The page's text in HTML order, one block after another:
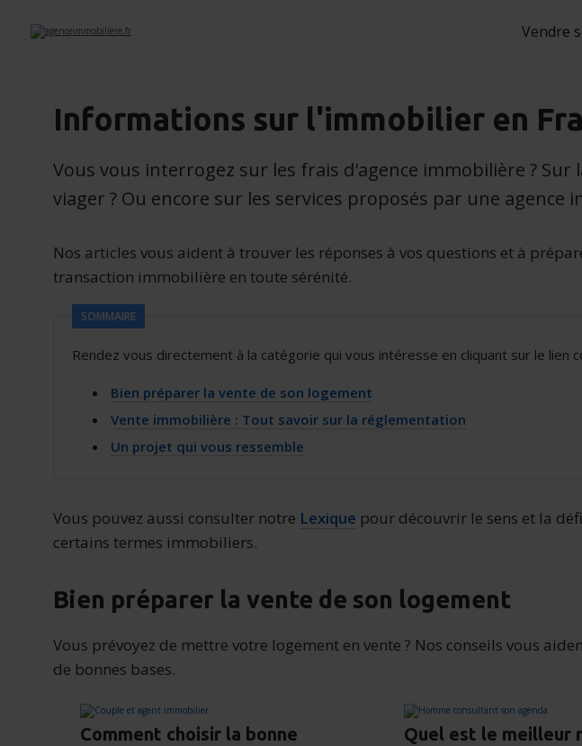
Vendre
Informations sur l'immobilier en
Vous vous interrogez sur les frais d'agence immobilière ? Sur
viager ? Ou encore sur les services proposés par une agence
Nos articles vous aident à trouver les réponses à vos questions et à
transaction immobilière en toute sérénité.
SOMMAIRE
Rendez vous directement à la catégorie qui vous intéresse en cliquant sur le lien
Bien préparer la vente de son logement
Vente immobilière : Tout savoir sur la réglementation
Un projet qui vous ressemble
Vous pouvez aussi consulter notre Lexique pour découvrir le sens et la
certains termes immobiliers.
Bien préparer la vente de son logement
Vous prévoyez de mettre votre logement en vente ? Nos conseils vous
de bonnes bases.
Comment choisir la bonne
Quel est le meilleur